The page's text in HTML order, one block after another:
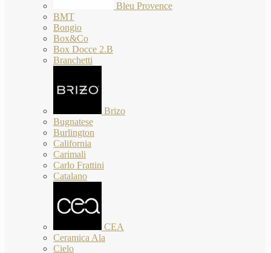
Bleu Provence
BMT
Bongio
Box&Co
Box Docce 2.B
Branchetti
Brizo
Bugnatese
Burlington
California
Carimali
Carlo Frattini
Catalano
CEA
Ceramica Ala
Cielo